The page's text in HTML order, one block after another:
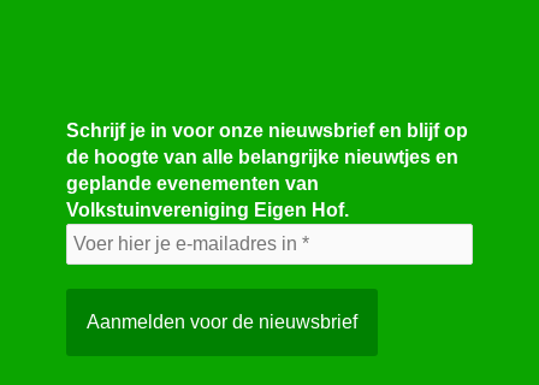
Schrijf je in voor onze nieuwsbrief en blijf op
de hoogte van alle belangrijke nieuwtjes en
geplande evenementen van
Volkstuinvereniging Eigen Hof.